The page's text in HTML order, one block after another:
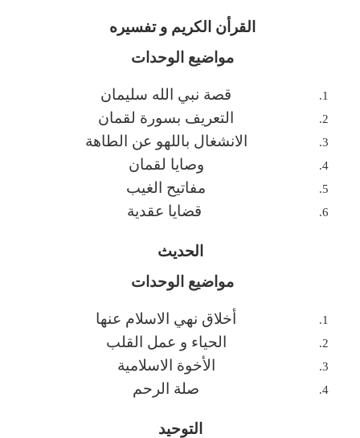
القرأن الكريم و تفسيره
مواضيع الوحدات
قصة نبي الله سليمان
التعريف بسورة لقمان
الانشغال باللهو عن الطاهة
وصايا لقمان
مفاتيح الغيب
قضايا عقدية
الحديث
مواضيع الوحدات
أخلاق نهي الاسلام عنها
الحياء و عمل القلب
الأخوة الاسلامية
صلة الرحم
التوحيد